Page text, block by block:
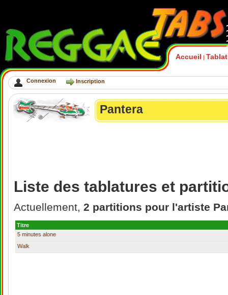
Accueil |
Connexion Inscription
Pantera
Liste des tablatures et
Actuellement, 2 partitions pour l'artiste
Titre
5 minutes alone
Walk